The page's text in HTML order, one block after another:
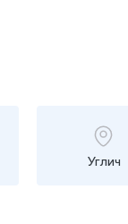
Углич